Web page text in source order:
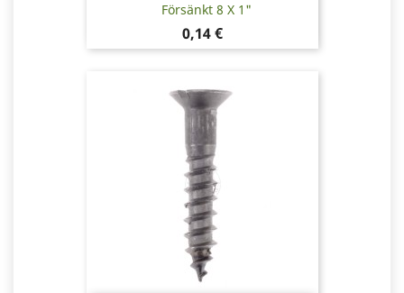
Försänkt 8 X 1"
Pris
0,14 €